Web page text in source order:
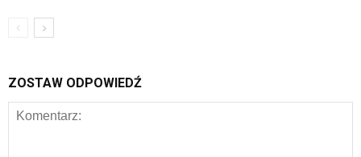
ZOSTAW ODPOWIEDŹ